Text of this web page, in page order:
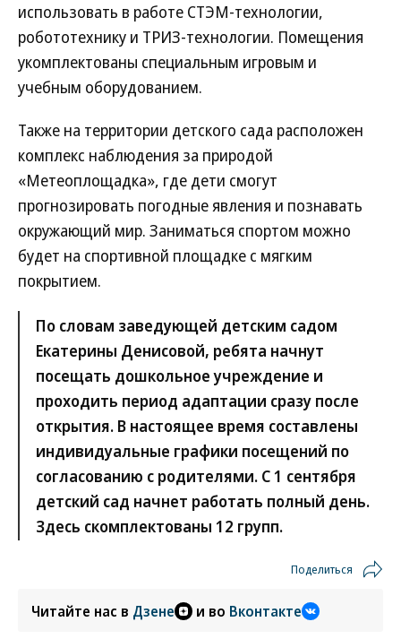
использовать в работе СТЭМ-технологии,
робототехнику и ТРИЗ-технологии. Помещения
укомплектованы специальным игровым и
учебным оборудованием.
Также на территории детского сада расположен
комплекс наблюдения за природой
«Метеоплощадка», где дети смогут
прогнозировать погодные явления и познавать
окружающий мир. Заниматься спортом можно
будет на спортивной площадке с мягким
покрытием.
По словам заведующей детским садом
Екатерины Денисовой, ребята начнут
посещать дошкольное учреждение и
проходить период адаптации сразу после
открытия. В настоящее время составлены
индивидуальные графики посещений по
согласованию с родителями. С 1 сентября
детский сад начнет работать полный день.
Здесь скомплектованы 12 групп.
Поделиться
Читайте нас в Дзене и во Вконтакте